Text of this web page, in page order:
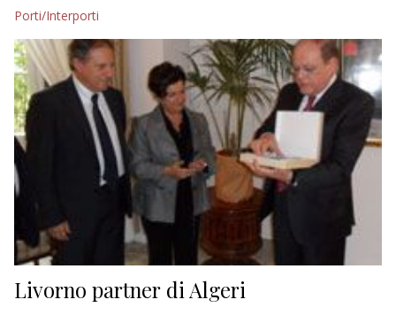
Porti/Interporti
Livorno partner di Algeri